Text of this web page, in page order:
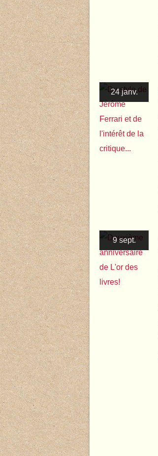
24 janv.
9 sept.